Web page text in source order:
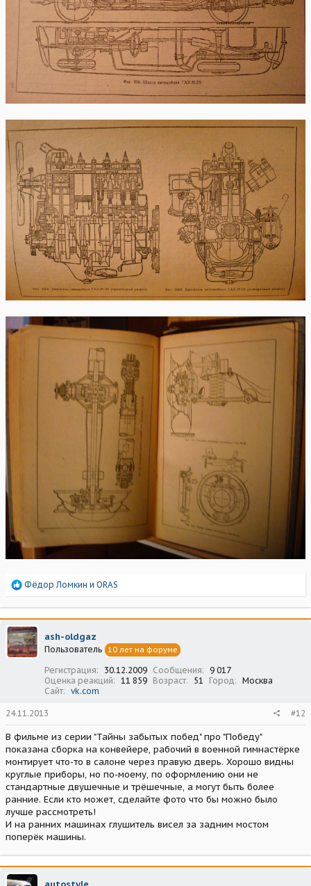
Р
а
к
ц
и
и
Фёдор Ломкин и ORAS
ash-oldgaz
Пользователь 10 лет на форуме
Регистрация 30.12.2009 Сообщения
9 017
Оценка реакций
11 859 Возраст 51 Город
Москва
Сайт
vk.com
24.11.2013 #12
В фильме из серии "Тайны забытых побед" про "Победу"
показана сборка на конвейере, рабочий в военной гимнастёрке
монтирует что-то в салоне через правую дверь. Хорошо видны
круглые приборы, но по-моему, по оформлению они не
стандартные двушечные и трёшечные, а могут быть более
ранние. Если кто может, сделайте фото что бы можно было
лучше рассмотреть!
И на ранних машинах глушитель висел за задним мостом
поперёк машины.